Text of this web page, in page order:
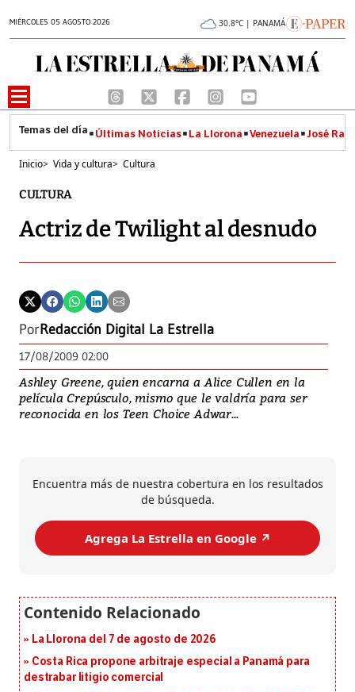
MIÉRCOLES 05 AGOSTO 2026 30.8°C | PANAMÁ
Últimas Noticias La Llorona Venezuela José
Inicio> Vida y cultura> Cultura
CULTURA
Actriz de Twilight al desnudo
PorRedacción Digital La Estrella
17/08/2009 02:00
Ashley Greene, quien encarna a Alice Cullen en la
película Crepúsculo, mismo que le valdría para ser
reconocida en los Teen Choice Adwar...
Encuentra más de nuestra cobertura en los resultados
de búsqueda.
Agrega La Estrella en Google ↗️
La Llorona del 7 de agosto de 2026
Costa Rica propone arbitraje especial a Panamá para
destrabar litigio comercial